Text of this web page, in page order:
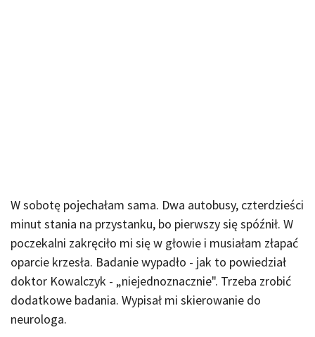
W sobotę pojechałam sama. Dwa autobusy, czterdzieści
minut stania na przystanku, bo pierwszy się spóźnił. W
poczekalni zakręciło mi się w głowie i musiałam złapać
oparcie krzesła. Badanie wypadło - jak to powiedział
doktor Kowalczyk - „niejednoznacznie". Trzeba zrobić
dodatkowe badania. Wypisał mi skierowanie do
neurologa.